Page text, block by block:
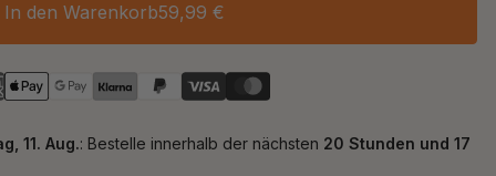
In den Warenkorb59,99 €